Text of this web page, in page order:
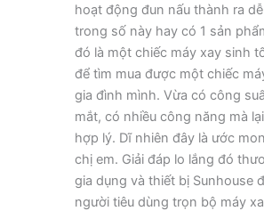
hoạt động đun nấu thành ra
trong số này hay có 1 sản
đó là một chiếc máy xay sinh
để tìm mua được một chiếc
gia đình mình. Vừa có công
mắt, có nhiều công năng mà
hợp lý. Dĩ nhiên đây là ước
chị em. Giải đáp lo lắng đó
gia dụng và thiết bị Sunhouse
người tiêu dùng trọn bộ máy